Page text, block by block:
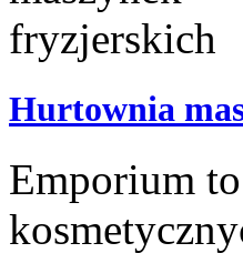
Hurtownia
Emporium